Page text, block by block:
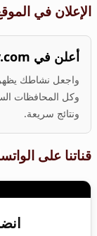
الإعلان في
أعلن في Qamishly.com
واجعل نشاطك
وكل المحافظات
ونتائج سريعة.
قناتنا على